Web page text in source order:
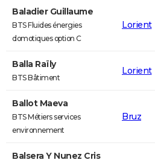
Baladier Guillaume
BTS Fluides énergies
domotiques option C
Lorient
Balla Raïly
BTS Bâtiment
Lorient
Ballot Maeva
BTS Métiers services
environnement
Bruz
Balsera Y Nunez Cris